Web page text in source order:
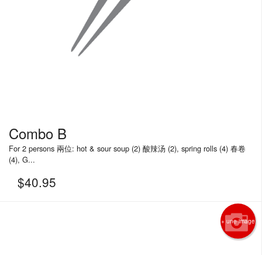
Combo B
For 2 persons 兩位: hot & sour soup (2) 酸辣汤 (2), spring rolls (4) 春卷
(4), G...
$40.95
+ une image